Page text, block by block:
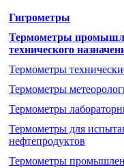
Гигрометры
Термометры
технического
Термометры
Термометры
Термометры
Термометры для
нефтепродуктов
Термометры